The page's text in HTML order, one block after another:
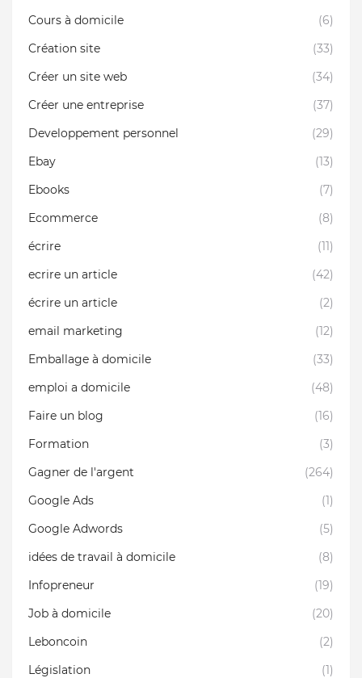
Cours à domicile
(6)
Création site
(33)
Créer un site web
(34)
Créer une entreprise
(37)
Developpement personnel
(29)
Ebay
(13)
Ebooks
(7)
Ecommerce
(8)
écrire
(11)
ecrire un article
(42)
écrire un article
(2)
email marketing
(12)
Emballage à domicile
(33)
emploi a domicile
(48)
Faire un blog
(16)
Formation
(3)
Gagner de l'argent
(264)
Google Ads
(1)
Google Adwords
(5)
idées de travail à domicile
(8)
Infopreneur
(19)
Job à domicile
(20)
Leboncoin
(2)
Législation
(1)